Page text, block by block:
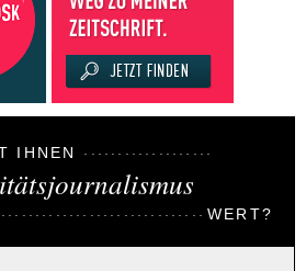
IHNEN
WERT?